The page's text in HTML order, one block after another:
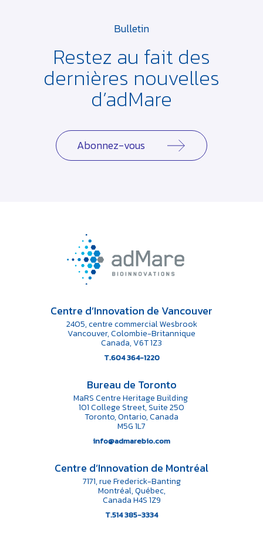
Bulletin
Restez au fait des
dernières nouvelles
d’adMare
Abonnez-vous
Centre d’Innovation de Vancouver
2405, centre commercial Wesbrook
Vancouver, Colombie-Britannique
Canada, V6T 1Z3
T.604 364-1220
Bureau de Toronto
MaRS Centre Heritage Building
101 College Street, Suite 250
Toronto, Ontario, Canada
M5G 1L7
info@admarebio.com
Centre d’Innovation de Montréal
7171, rue Frederick-Banting
Montréal, Québec,
Canada H4S 1Z9
T.514 385-3334